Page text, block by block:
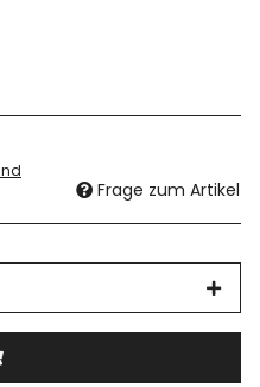
Frage zum Artikel